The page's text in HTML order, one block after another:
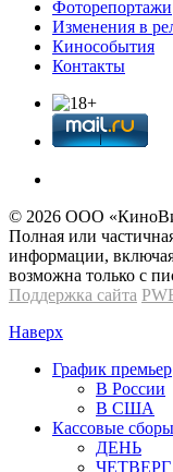
Фоторепортажи
Изменения в
Кинособытия
Контакты
© 2026 OOО
Полная или
информации,
возможна только с
Поддержка сайта
Наверх
График премьер
В России
В США
Кассовые сборы
ДЕНЬ
ЧЕТВЕРГ